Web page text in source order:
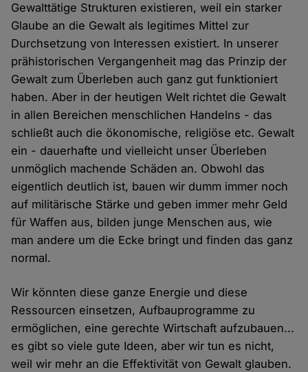
Gewalttätige Strukturen existieren, weil ein starker
Glaube an die Gewalt als legitimes Mittel zur
Durchsetzung von Interessen existiert. In unserer
prähistorischen Vergangenheit mag das Prinzip der
Gewalt zum Überleben auch ganz gut funktioniert
haben. Aber in der heutigen Welt richtet die Gewalt
in allen Bereichen menschlichen Handelns - das
schließt auch die ökonomische, religiöse etc. Gewalt
ein - dauerhafte und vielleicht unser Überleben
unmöglich machende Schäden an. Obwohl das
eigentlich deutlich ist, bauen wir dumm immer noch
auf militärische Stärke und geben immer mehr Geld
für Waffen aus, bilden junge Menschen aus, wie
man andere um die Ecke bringt und finden das ganz
normal.
Wir könnten diese ganze Energie und diese
Ressourcen einsetzen, Aufbauprogramme zu
ermöglichen, eine gerechte Wirtschaft aufzubauen...
es gibt so viele gute Ideen, aber wir tun es nicht,
weil wir mehr an die Effektivität von Gewalt glauben.